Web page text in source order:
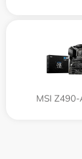
MSI Z490-